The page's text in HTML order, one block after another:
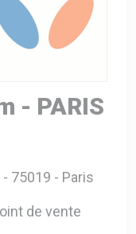
- PARIS
- 75019 - Paris
de vente